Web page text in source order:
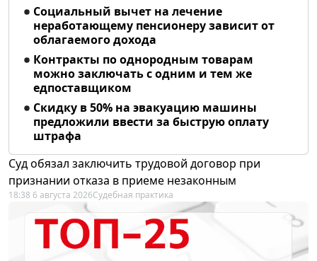
Социальный вычет на лечение
неработающему пенсионеру зависит от
облагаемого дохода
Контракты по однородным товарам
можно заключать с одним и тем же
едпоставщиком
Скидку в 50% на эвакуацию машины
предложили ввести за быструю оплату
штрафа
Суд обязал заключить трудовой договор при
признании отказа в приеме незаконным
18:38 6 августа 2026Судебная практика